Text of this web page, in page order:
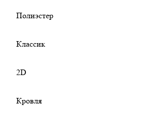
Полиэстер
Классик
2D
Кровля